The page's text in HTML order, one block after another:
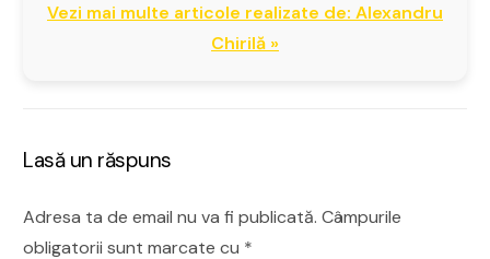
Vezi mai multe articole realizate de: Alexandru
Chirilă »
Lasă un răspuns
Adresa ta de email nu va fi publicată. Câmpurile
obligatorii sunt marcate cu *